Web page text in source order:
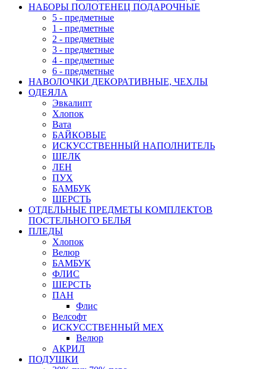
НАБОРЫ ПОЛОТЕНЕЦ ПОДАРОЧНЫЕ
5 - предметные
1 - предметные
2 - предметные
3 - предметные
4 - предметные
6 - предметные
НАВОЛОЧКИ ДЕКОРАТИВНЫЕ, ЧЕХЛЫ
ОДЕЯЛА
Эвкалипт
Хлопок
Вата
БАЙКОВЫЕ
ИСКУССТВЕННЫЙ НАПОЛНИТЕЛЬ
ШЕЛК
ЛЕН
ПУХ
БАМБУК
ШЕРСТЬ
ОТДЕЛЬНЫЕ ПРЕДМЕТЫ КОМПЛЕКТОВ
ПОСТЕЛЬНОГО БЕЛЬЯ
ПЛЕДЫ
Хлопок
Велюр
БАМБУК
ФЛИС
ШЕРСТЬ
ПАН
Флис
Велсофт
ИСКУССТВЕННЫЙ МЕХ
Велюр
АКРИЛ
ПОДУШКИ